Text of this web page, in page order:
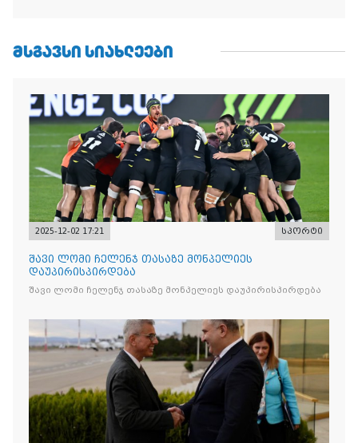
ᲛᲡᲒᲐᲕᲡᲘ ᲡᲘᲐᲮᲚᲔᲔᲑᲘ
2025-12-02 17:21 სპორტი
შავი ლომი ჩელენჯ თასაზე მონპელიეს
დაუპირისპირდება
შავი ლომი ჩელენჯ თასაზე მონპელიეს დაუპირისპირდება